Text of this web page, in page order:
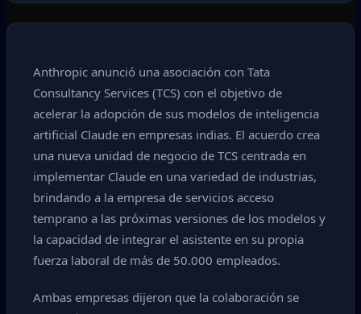
Anthropic anunció una asociación con Tata
Consultancy Services (TCS) con el objetivo de
acelerar la adopción de sus modelos de inteligencia
artificial Claude en empresas indias. El acuerdo crea
una nueva unidad de negocio de TCS centrada en
implementar Claude en una variedad de industrias,
brindando a la empresa de servicios acceso
temprano a las próximas versiones de los modelos y
la capacidad de integrar el asistente en su propia
fuerza laboral de más de 50.000 empleados.
Ambas empresas dijeron que la colaboración se